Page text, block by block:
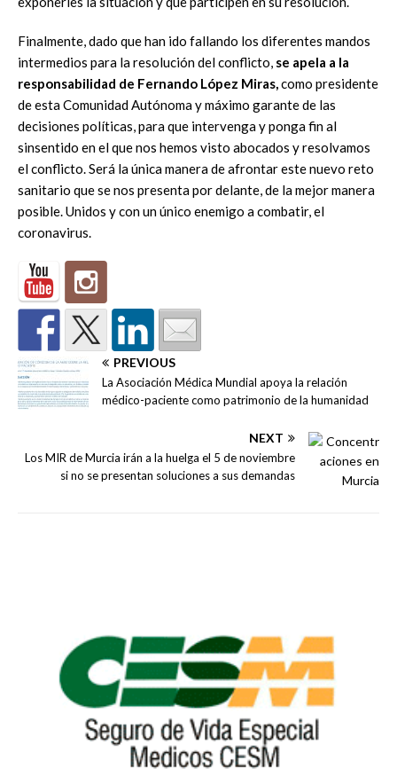
Finalmente, dado que han ido fallando los diferentes mandos
intermedios para la resolución del conflicto, se apela a la
responsabilidad de Fernando López Miras,como presidente
de esta Comunidad Autónoma y máximo garante de las
decisiones políticas, para que intervenga y ponga fin al
sinsentido en el que nos hemos visto abocados y resolvamos
el conflicto. Será la única manera de afrontar este nuevo reto
sanitario que se nos presenta por delante, de la mejor manera
posible. Unidos y con un único enemigo a combatir, el
coronavirus.
PREVIOUS
La Asociación Médica Mundial apoya la relación
médico-paciente como patrimonio de la humanidad
NEXT
Los MIR de Murcia irán a la huelga el 5 de noviembre
si no se presentan soluciones a sus demandas